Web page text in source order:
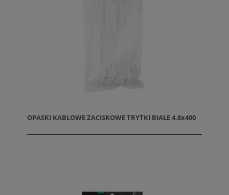
OPASKI KABLOWE ZACISKOWE TRYTKI BIAŁE 4,8x400